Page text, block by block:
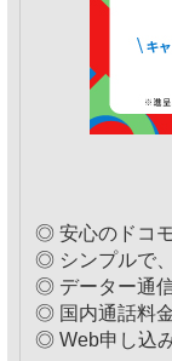
◎ 安心のドコ
◎ シンプルで
◎ データー通
◎ 国内通話料
◎ Web申し込